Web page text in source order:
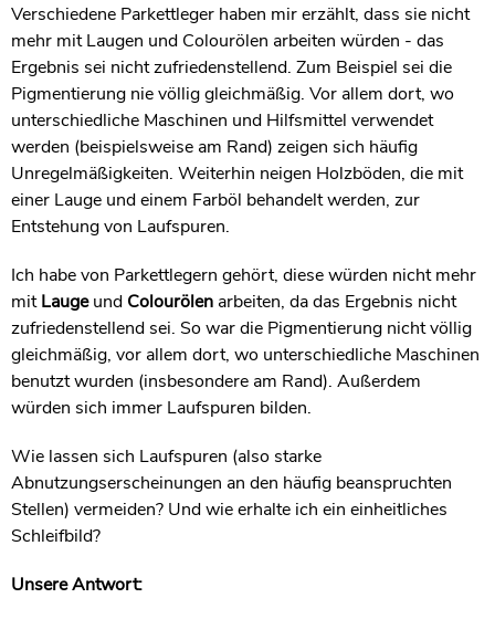
Verschiedene Parkettleger haben mir erzählt, dass sie nicht
mehr mit Laugen und Colourölen arbeiten würden - das
Ergebnis sei nicht zufriedenstellend. Zum Beispiel sei die
Pigmentierung nie völlig gleichmäßig. Vor allem dort, wo
unterschiedliche Maschinen und Hilfsmittel verwendet
werden (beispielsweise am Rand) zeigen sich häufig
Unregelmäßigkeiten. Weiterhin neigen Holzböden, die mit
einer Lauge und einem Farböl behandelt werden, zur
Entstehung von Laufspuren.
Ich habe von Parkettlegern gehört, diese würden nicht mehr
mitLaugeund Colourölen arbeiten, da das Ergebnis nicht
zufriedenstellend sei. So war die Pigmentierung nicht völlig
gleichmäßig, vor allem dort, wo unterschiedliche Maschinen
benutzt wurden (insbesondere am Rand). Außerdem
würden sich immer Laufspuren bilden.
Wie lassen sich Laufspuren (also starke
Abnutzungserscheinungen an den häufig beanspruchten
Stellen) vermeiden? Und wie erhalte ich ein einheitliches
Schleifbild?
Unsere Antwort: